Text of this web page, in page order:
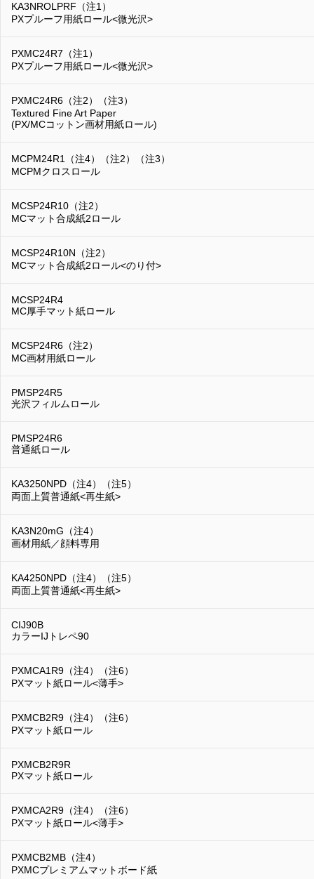
KA3NROLPRF（注1）
PXプルーフ用紙ロール<微光沢>
PXMC24R7（注1）
PXプルーフ用紙ロール<微光沢>
PXMC24R6（注2）（注3）
Textured Fine Art Paper
(PX/MCコットン画材用紙ロール)
MCPM24R1（注4）（注2）（注3）
MCPMクロスロール
MCSP24R10（注2）
MCマット合成紙2ロール
MCSP24R10N（注2）
MCマット合成紙2ロール<のり付>
MCSP24R4
MC厚手マット紙ロール
MCSP24R6（注2）
MC画材用紙ロール
PMSP24R5
光沢フィルムロール
PMSP24R6
普通紙ロール
KA3250NPD（注4）（注5）
両面上質普通紙<再生紙>
KA3N20mG（注4）
画材用紙／顔料専用
KA4250NPD（注4）（注5）
両面上質普通紙<再生紙>
CIJ90B
カラーIJトレペ90
PXMCA1R9（注4）（注6）
PXマット紙ロール<薄手>
PXMCB2R9（注4）（注6）
PXマット紙ロール
PXMCB2R9R
PXマット紙ロール
PXMCA2R9（注4）（注6）
PXマット紙ロール<薄手>
PXMCB2MB（注4）
PXMCプレミアムマットボード紙